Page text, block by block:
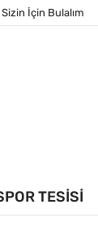
İçin Bulalım
TESISI